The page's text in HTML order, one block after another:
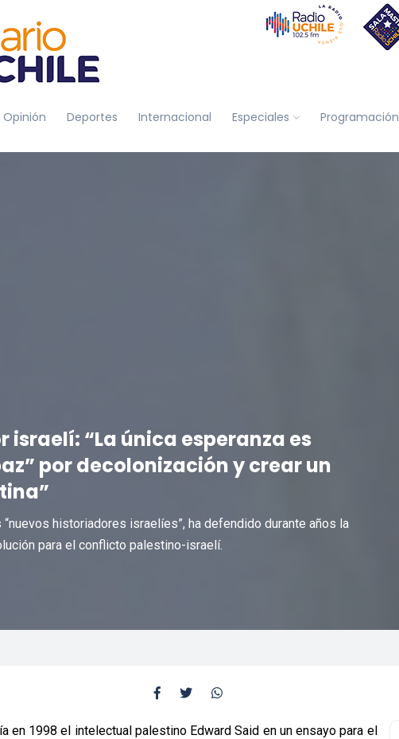
Opinión Deportes Internacional Especiales Programación
israelí: “La única esperanza es
por decolonización y crear un
historiadores israelíes”, ha defendido durante años la
para el conflicto palestino-israelí.
en 1998 el intelectual palestino Edward Said en un ensayo para el